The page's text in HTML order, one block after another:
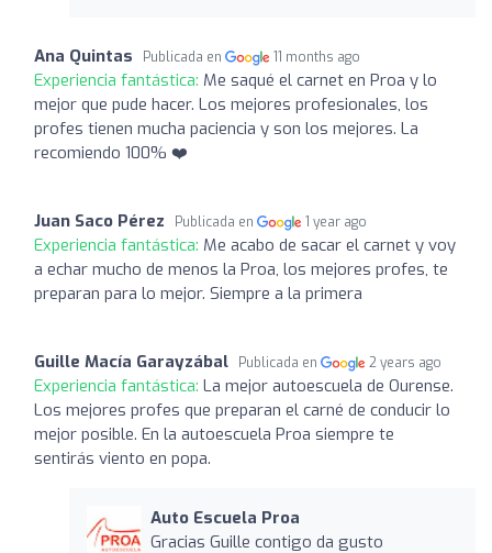
Ana Quintas Publicada en 11 months ago
Experiencia fantástica: Me saqué el carnet en Proa y lo
mejor que pude hacer. Los mejores profesionales, los
profes tienen mucha paciencia y son los mejores. La
recomiendo 100% ❤️
Juan Saco Pérez Publicada en 1 year ago
Experiencia fantástica: Me acabo de sacar el carnet y voy
a echar mucho de menos la Proa, los mejores profes, te
preparan para lo mejor. Siempre a la primera
Guille Macía Garayzábal Publicada en 2 years ago
Experiencia fantástica: La mejor autoescuela de Ourense.
Los mejores profes que preparan el carné de conducir lo
mejor posible. En la autoescuela Proa siempre te
sentirás viento en popa.
Auto Escuela Proa
Gracias Guille contigo da gusto